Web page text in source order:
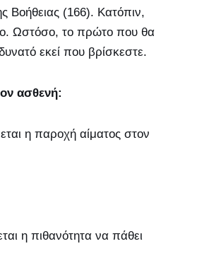
Βοήθειας (166). Κατόπιν,
Ωστόσο, το πρώτο που θα
εκεί που βρίσκεστε.
ασθενή:
η παροχή αίματος στον
η πιθανότητα να πάθει